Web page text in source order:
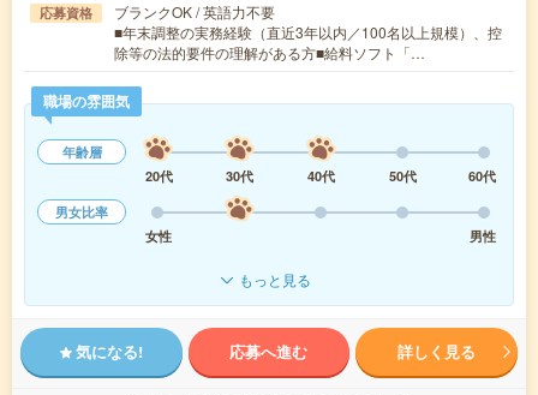
応募資格
ブランクOK / 英語力不要
■年末調整の実務経験（直近3年以内／100名以上規模）、控
除等の法的要件の理解がある方■給料ソフト「…
職場の雰囲気
年齢層
20代
30代 40代 50代
60代
男女比率
女性
男性
もっと見る
気になる! 応募へ進む 詳しく見る